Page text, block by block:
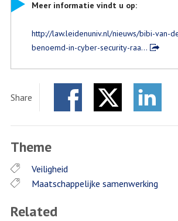
Meer informatie vindt u op:
http://law.leidenuniv.nl/nieuws/bibi-van-
benoemd-in-cyber-security-raa…
Share
Theme
Veiligheid
Maatschappelijke samenwerking
Related